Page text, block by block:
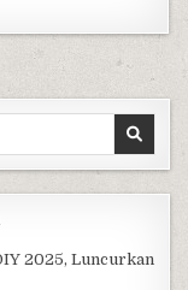
2025, Luncurkan